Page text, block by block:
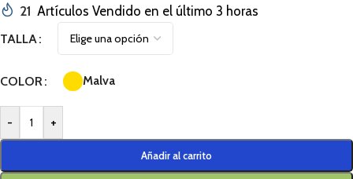
21 Artículos Vendido en el último 3 horas
TALLA
COLOR Malva
- +
Añadir al carrito